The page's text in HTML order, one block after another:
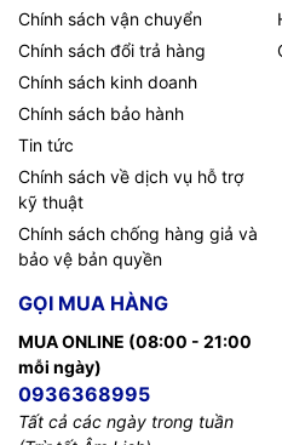
Chính sách vận chuyển
Chính sách đổi trả hàng
Chính sách kinh doanh
Chính sách bảo hành
Tin tức
Chính sách về dịch vụ hỗ trợ
kỹ thuật
Chính sách chống hàng giả và
bảo vệ bản quyền
GỌI MUA HÀNG
MUA ONLINE (08:00 - 21:00
mỗi ngày)
0936368995
Tất cả các ngày trong tuần